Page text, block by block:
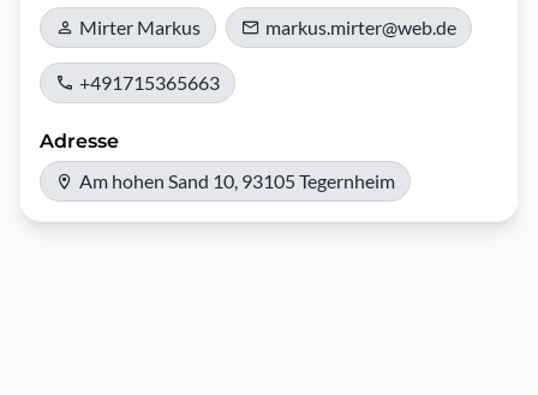
Mirter Markus markus.mirter@web.de
+491715365663
Adresse
Am hohen Sand 10, 93105 Tegernheim